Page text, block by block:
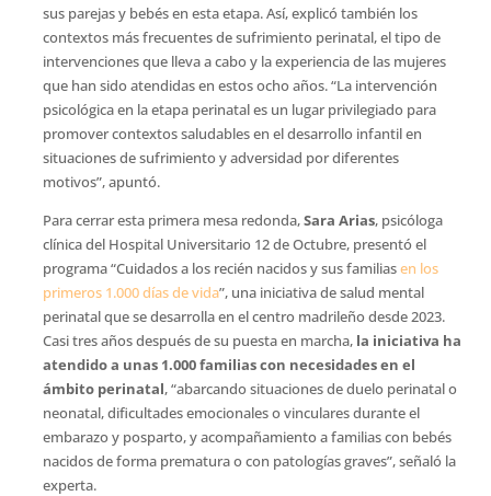
sus parejas y bebés en esta etapa. Así, explicó también los
contextos más frecuentes de sufrimiento perinatal, el tipo de
intervenciones que lleva a cabo y la experiencia de las mujeres
que han sido atendidas en estos ocho años. “La intervención
psicológica en la etapa perinatal es un lugar privilegiado para
promover contextos saludables en el desarrollo infantil en
situaciones de sufrimiento y adversidad por diferentes
motivos”, apuntó.
Para cerrar esta primera mesa redonda,Sara Arias, psicóloga
clínica del Hospital Universitario 12 de Octubre, presentó el
programa “Cuidados a los recién nacidos y sus familiasen los
primeros 1.000 días de vida”, una iniciativa de salud mental
perinatal que se desarrolla en el centro madrileño desde 2023.
Casi tres años después de su puesta en marcha, la iniciativa ha
atendido a unas 1.000 familias con necesidades en el
ámbito perinatal, “abarcando situaciones de duelo perinatal o
neonatal, dificultades emocionales o vinculares durante el
embarazo y posparto, y acompañamiento a familias con bebés
nacidos de forma prematura o con patologías graves”, señaló la
experta.